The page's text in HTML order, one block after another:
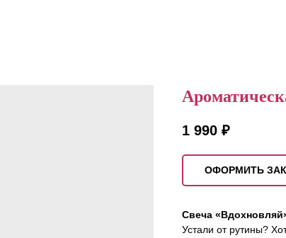
1 990 ₽
ОФОРМИТЬ
Свеча
Устали от рутины?